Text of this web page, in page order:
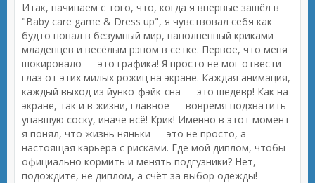
Итак, начинаем с того, что, когда я впервые зашёл в
"Baby care game & Dress up", я чувствовал себя как
будто попал в безумный мир, наполненный криками
младенцев и весёлым рэпом в сетке. Первое, что меня
шокировало — это графика! Я просто не мог отвести
глаз от этих милых рожиц на экране. Каждая анимация,
каждый выход из йунко-фэйк-сна — это шедевр! Как на
экране, так и в жизни, главное — вовремя подхватить
упавшую соску, иначе всё! Крик! Именно в этот момент
я понял, что жизнь няньки — это не просто, а
настоящая карьера с рисками. Где мой диплом, чтобы
официально кормить и менять подгузники? Нет,
подождите, не диплом, а счёт за выбор одежды!